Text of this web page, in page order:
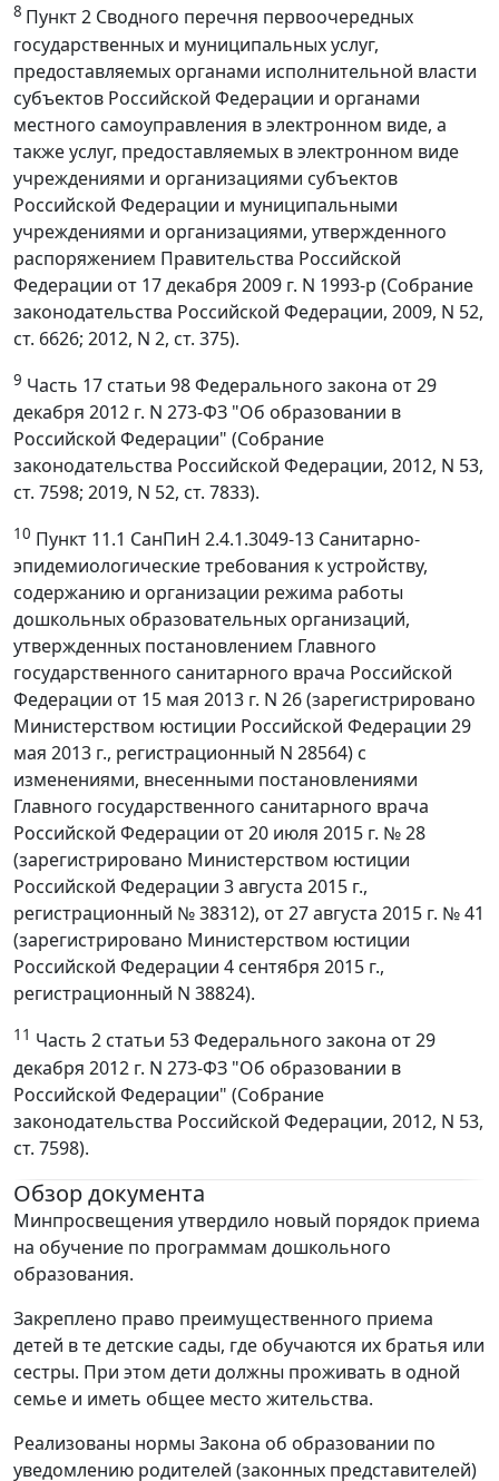
8 Пункт 2 Сводного перечня первоочередных
государственных и муниципальных услуг,
предоставляемых органами исполнительной власти
субъектов Российской Федерации и органами
местного самоуправления в электронном виде, а
также услуг, предоставляемых в электронном виде
учреждениями и организациями субъектов
Российской Федерации и муниципальными
учреждениями и организациями, утвержденного
распоряжением Правительства Российской
Федерации от 17 декабря 2009 г. N 1993-р (Собрание
законодательства Российской Федерации, 2009, N 52,
ст. 6626; 2012, N 2, ст. 375).
9 Часть 17 статьи 98 Федерального закона от 29
декабря 2012 г. N 273-ФЗ "Об образовании в
Российской Федерации" (Собрание
законодательства Российской Федерации, 2012, N 53,
ст. 7598; 2019, N 52, ст. 7833).
10 Пункт 11.1 СанПиН 2.4.1.3049-13 Санитарно-
эпидемиологические требования к устройству,
содержанию и организации режима работы
дошкольных образовательных организаций,
утвержденных постановлением Главного
государственного санитарного врача Российской
Федерации от 15 мая 2013 г. N 26 (зарегистрировано
Министерством юстиции Российской Федерации 29
мая 2013 г., регистрационный N 28564) с
изменениями, внесенными постановлениями
Главного государственного санитарного врача
Российской Федерации от 20 июля 2015 г. № 28
(зарегистрировано Министерством юстиции
Российской Федерации 3 августа 2015 г.,
регистрационный № 38312), от 27 августа 2015 г. № 41
(зарегистрировано Министерством юстиции
Российской Федерации 4 сентября 2015 г.,
регистрационный N 38824).
11 Часть 2 статьи 53 Федерального закона от 29
декабря 2012 г. N 273-ФЗ "Об образовании в
Российской Федерации" (Собрание
законодательства Российской Федерации, 2012, N 53,
ст. 7598).
Обзор документа
Минпросвещения утвердило новый порядок приема
на обучение по программам дошкольного
образования.
Закреплено право преимущественного приема
детей в те детские сады, где обучаются их братья или
сестры. При этом дети должны проживать в одной
семье и иметь общее место жительства.
Реализованы нормы Закона об образовании по
уведомлению родителей (законных представителей)